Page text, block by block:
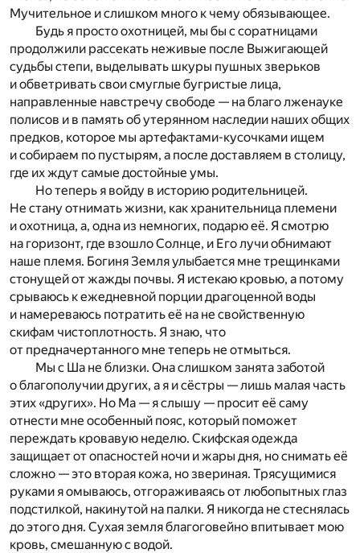
Мучительное и слишком много к чему обязывающее.
Будь я просто охотницей, мы бы с соратницами
продолжили рассекать неживые после Выжигающей
судьбы степи, выделывать шкуры пушных зверьков
и обветривать свои смуглые бугристые лица,
направленные навстречу свободе — на благо лженауке
полисов и в память об утерянном наследии наших общих
предков, которое мы артефактами-кусочками ищем
и собираем по пустырям, а после доставляем в столицу,
где их ждут самые достойные умы.
Но теперь я войду в историю родительницей.
Не стану отнимать жизни, как хранительница племени
и охотница, а, одна из немногих, подарю её. Я смотрю
на горизонт, где взошло Солнце, и Его лучи обнимают
наше племя. Богиня Земля улыбается мне трещинками
стонущей от жажды почвы. Я истекаю кровью, а потому
срываюсь к ежедневной порции драгоценной воды
и намереваюсь потратить её на не свойственную
скифам чистоплотность. Я знаю, что
от предначертанного мне теперь не отмыться.
Мы с Ша не близки. Она слишком занята заботой
о благополучии других, а я и сёстры — лишь малая часть
этих «других». Но Ма — я слышу — просит её саму
отнести мне особенный пояс, который поможет
переждать кровавую неделю. Скифская одежда
защищает от опасностей ночи и жары дня, но снимать её
сложно — это вторая кожа, но звериная. Трясущимися
руками я омываюсь, отгораживаясь от любопытных глаз
подстилкой, накинутой на палки. Я никогда не стеснялась
до этого дня. Сухая земля благоговейно впитывает мою
кровь, смешанную с водой.